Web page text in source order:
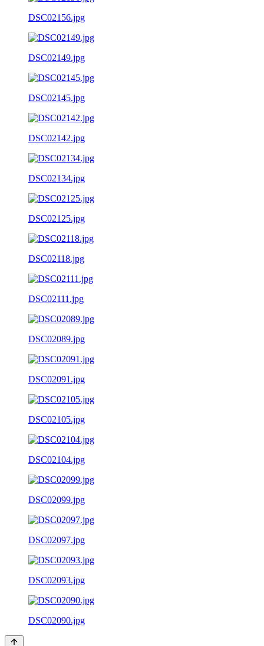
DSC02156.jpg
DSC02149.jpg
DSC02145.jpg
DSC02142.jpg
DSC02134.jpg
DSC02125.jpg
DSC02118.jpg
DSC02111.jpg
DSC02089.jpg
DSC02091.jpg
DSC02105.jpg
DSC02104.jpg
DSC02099.jpg
DSC02097.jpg
DSC02093.jpg
DSC02090.jpg